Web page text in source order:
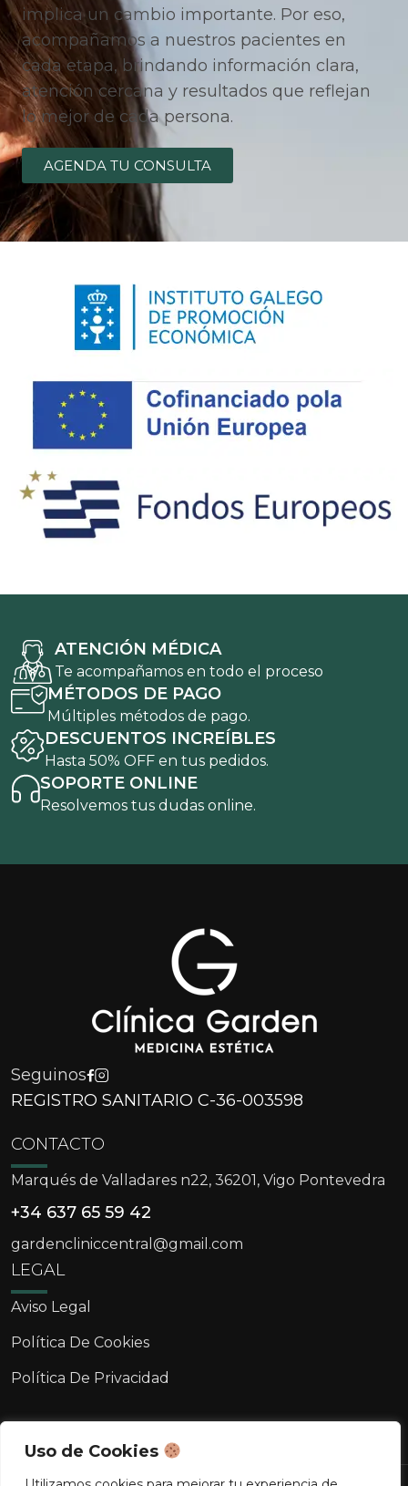
Uso de Cookies
implica un cambio importante. Por eso,
acompañamos a nuestros pacientes en
cada etapa, brindando información clara,
atención cercana y resultados que reflejan
lo mejor de cada persona.
AGENDA TU CONSULTA
ATENCIÓN MÉDICA
Te acompañamos en todo el proceso
MÉTODOS DE PAGO
Múltiples métodos de pago.
DESCUENTOS INCREÍBLES
Hasta 50% OFF en tus pedidos.
SOPORTE ONLINE
Resolvemos tus dudas online.
Seguinos
REGISTRO SANITARIO C-36-003598
LEGAL
Aviso Legal
Política De Cookies
Política De Privacidad
CONTACTO
Marqués de Valladares n22, 36201, Vigo Pontevedra
+34 637 65 59 42
gardencliniccentral@gmail.com